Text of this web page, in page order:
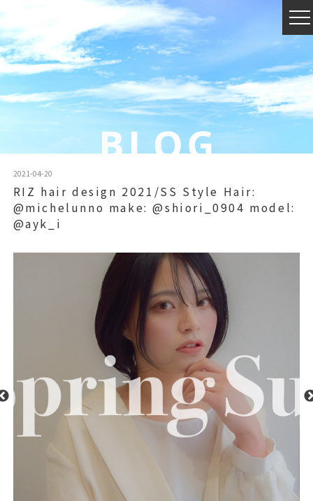
2021-04-20
RIZ hair design 2021/SS Style Hair:
@michelunno make: @shiori_0904 model:
@ayk_i